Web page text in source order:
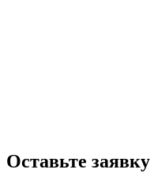
Оставьте